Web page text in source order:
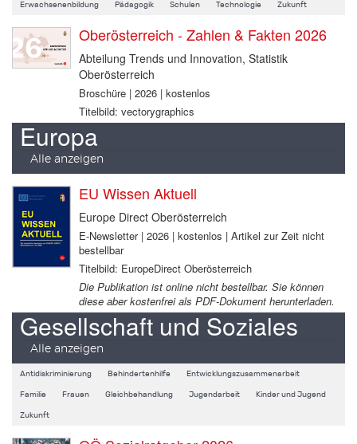
Erwachsenenbildung Pädagogik Schulen Technologie Zukunft
Oberösterreich - Zahlen & Fakten 2026
Abteilung Trends und Innovation, Statistik
Oberösterreich
Broschüre | 2026 | kostenlos
Titelbild: vectorygraphics
Europa
Alle anzeigen
EU Wissen Aktuell
Europe Direct Oberösterreich
E-Newsletter | 2026 | kostenlos | Artikel zur Zeit nicht
bestellbar
Titelbild: EuropeDirect Oberösterreich
Die Publikation ist online nicht bestellbar. Sie können
diese aber kostenfrei als PDF-Dokument herunterladen.
Gesellschaft und Soziales
Alle anzeigen
Antidiskriminierung Behindertenhilfe Entwicklungszusammenarbeit
Familie Frauen Gleichbehandlung Jugendarbeit Kinder und Jugend
Zukunft